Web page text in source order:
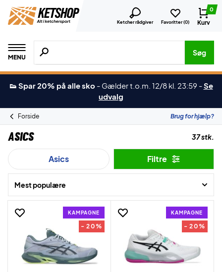
Ketcher rådgiver Favoritter (0)
0
Kurv
MENU
Søg efter produkter, mærker etc.
Søg
👟 Spar 20% på alle sko - Gælder t.o.m. 12/8 kl. 23:59 -Se
udvalg
Forside Brug for hjælp?
Asics 37 stk.
Asics Filtre
Mest populære
KAMPAGNE
- 20%
KAMPAGNE
- 20%